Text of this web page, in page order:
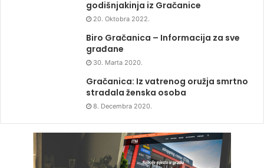
godišnjakinja iz Gračanice
20. Oktobra 2022.
Biro Gračanica – Informacija za sve
građane
30. Marta 2020.
Gračanica: Iz vatrenog oružja smrtno
stradala ženska osoba
8. Decembra 2020.